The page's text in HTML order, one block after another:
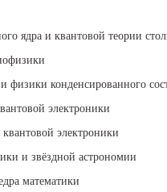
ядра и квантовой теории
физики конденсированного
электроники
электроники
и звёздной астрономии
математики